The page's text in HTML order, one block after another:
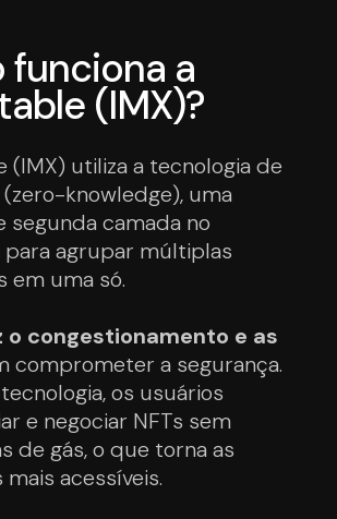
funciona a
(IMX)?
(IMX) utiliza a tecnologia de
knowledge), uma
segunda camada no
para agrupar múltiplas
em uma só.
o congestionamento e as
comprometer a segurança.
os usuários
e negociar NFTs sem
de gás, o que torna as
acessíveis.